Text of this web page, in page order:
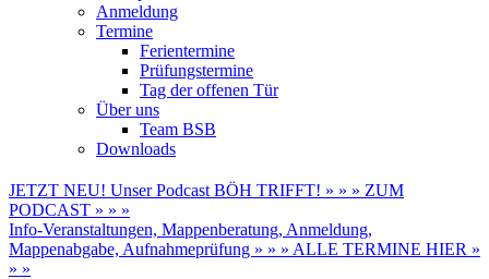
Anmeldung
Termine
Ferientermine
Prüfungstermine
Tag der offenen Tür
Über uns
Team BSB
Downloads
JETZT NEU! Unser Podcast BÖH TRIFFT! » » » ZUM
PODCAST » » »
Info-Veranstaltungen, Mappenberatung, Anmeldung,
Mappenabgabe, Aufnahmeprüfung » » » ALLE TERMINE HIER »
» »